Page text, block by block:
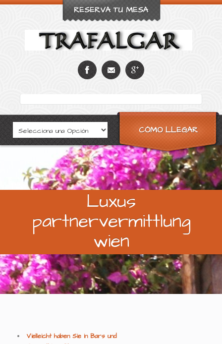
RESERVA TU MESA
CÓMO LLEGAR
Luxus
partnervermittlung
wien
Vielleicht haben Sie in Bars und